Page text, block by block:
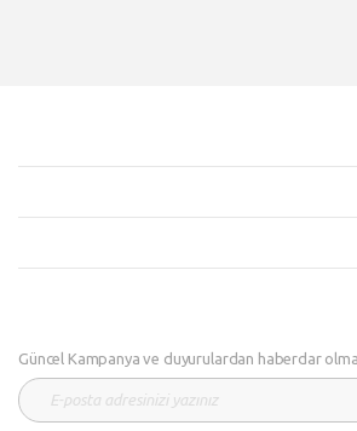
Güncel Kampanya ve duyurulardan haberdar